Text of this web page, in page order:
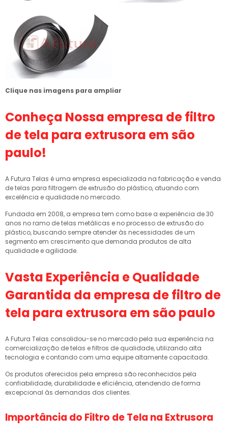
Clique nas imagens para ampliar
Conheça Nossa empresa de filtro
de tela para extrusora em são
paulo!
A Futura Telas é uma empresa especializada na fabricação e venda
de telas para filtragem de extrusão do plástico, atuando com
excelência e qualidade no mercado.
Fundada em 2008, a empresa tem como base a experiência de 30
anos no ramo de telas metálicas e no processo de extrusão do
plástico, buscando sempre atender às necessidades de um
segmento em crescimento que demanda produtos de alta
qualidade e agilidade.
Vasta Experiência e Qualidade
Garantida da empresa de filtro de
tela para extrusora em são paulo
A Futura Telas consolidou-se no mercado pela sua experiência na
comercialização de telas e filtros de qualidade, utilizando alta
tecnologia e contando com uma equipe altamente capacitada.
Os produtos oferecidos pela empresa são reconhecidos pela
confiabilidade, durabilidade e eficiência, atendendo de forma
excepcional às demandas dos clientes.
Importância do Filtro de Tela na Extrusora